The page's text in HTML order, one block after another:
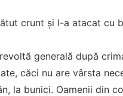
crunt și l-a atacat cu
generală după
căci nu are vârsta
la bunici. Oamenii din